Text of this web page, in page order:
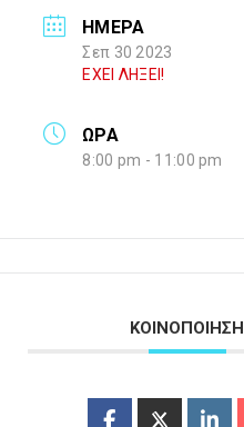
ΗΜΕΡΑ
Σεπ 30 2023
ΕΧΕΙ ΛΗΞΕΙ!
ΩΡΑ
8:00 pm - 11:00 pm
ΚΟΙΝΟΠΟΙΗΣΗ